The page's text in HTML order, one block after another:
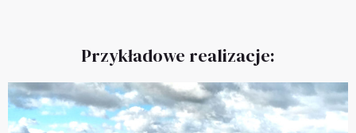
Przykładowe realizacje: